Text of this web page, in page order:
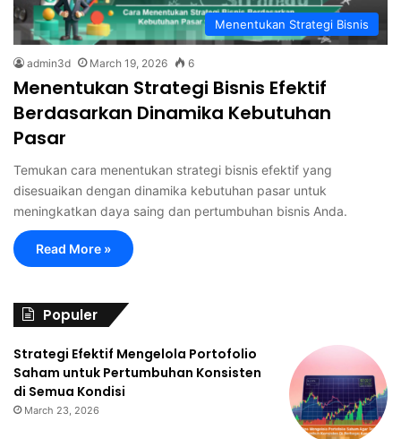
Menentukan Strategi Bisnis
admin3d March 19, 2026 6
Menentukan Strategi Bisnis Efektif
Berdasarkan Dinamika Kebutuhan
Pasar
Temukan cara menentukan strategi bisnis efektif yang
disesuaikan dengan dinamika kebutuhan pasar untuk
meningkatkan daya saing dan pertumbuhan bisnis Anda.
Read More »
Populer
Strategi Efektif Mengelola Portofolio
Saham untuk Pertumbuhan Konsisten
di Semua Kondisi
March 23, 2026